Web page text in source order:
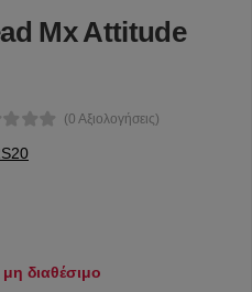
Mx Attitude
(0 Αξιολογήσεις)
διαθέσιμο